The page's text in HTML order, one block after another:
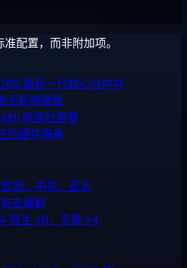
配置，而非附加项。
最新一代核心与内存
无机械硬盘
高吞吐套餐
的硬件隔离
洲、中东、亚太
击缓解
原生 v6，专属 v4